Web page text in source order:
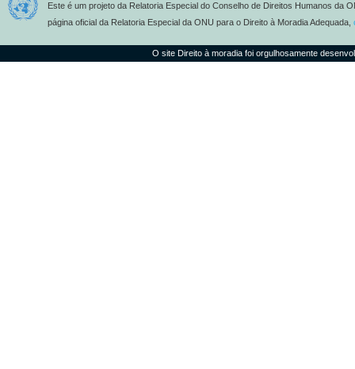
Este é um projeto da Relatoria Especial do Conselho de Direitos Humanos da
página oficial da Relatoria Especial da ONU para o Direito à Moradia Adequada,
O site Direito à moradia foi orgulhosamente